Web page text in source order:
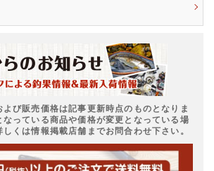
び販売価格は記事更新時点のものとなりま
っている商品や価格が変更となっている場
くは情報掲載店舗までお問合わせ下さい。